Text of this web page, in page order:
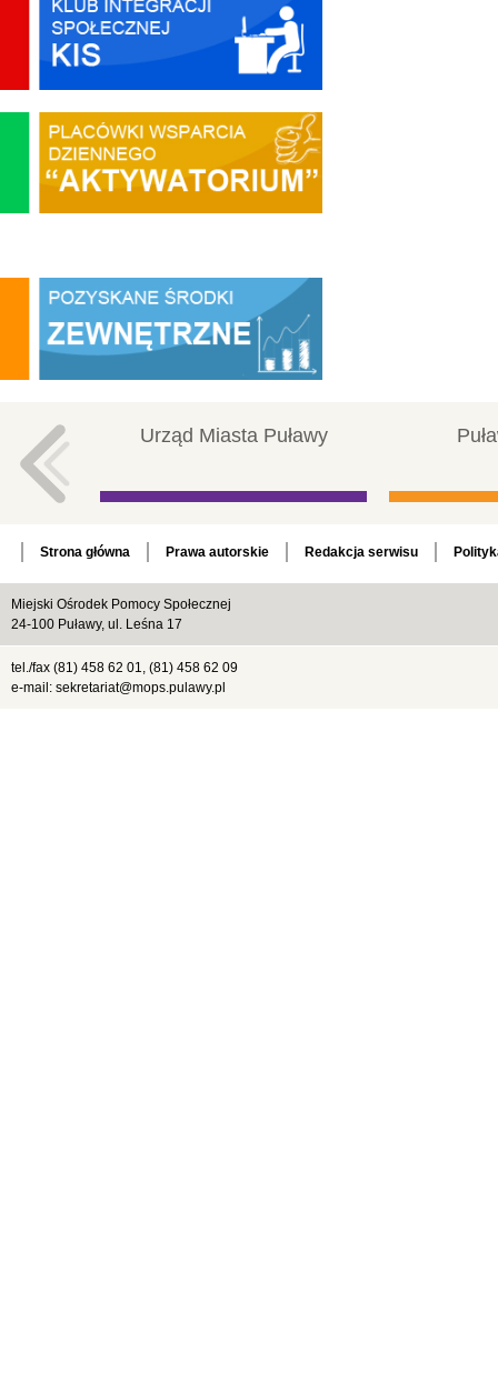
Urząd Miasta Puławy
Strona główna Prawa autorskie Redakcja serwisu
Miejski Ośrodek Pomocy Społecznej
24-100 Puławy, ul. Leśna 17
tel./fax (81) 458 62 01, (81) 458 62 09
e-mail: sekretariat@mops.pulawy.pl